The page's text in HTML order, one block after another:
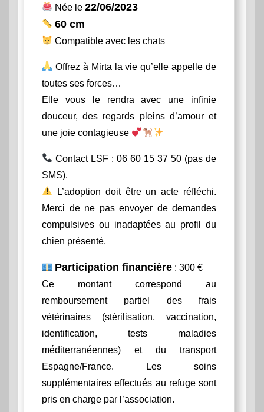
Née le22/06/2023
60 cm
Compatible avec les chats
Offrez à Mirta la vie qu’elle appelle de
toutes ses forces…
Elle vous le rendra avec une infinie
douceur, des regards pleins d’amour et
une joie contagieuse
Contact LSF : 06 60 15 37 50 (pas de
SMS).
L’adoption doit être un acte réfléchi.
Merci de ne pas envoyer de demandes
compulsives ou inadaptées au profil du
chien présenté.
Participation financière : 300 €
Ce montant correspond au
remboursement partiel des frais
vétérinaires (stérilisation, vaccination,
identification, tests maladies
méditerranéennes) et du transport
Espagne/France. Les soins
supplémentaires effectués au refuge sont
pris en charge par l’association.